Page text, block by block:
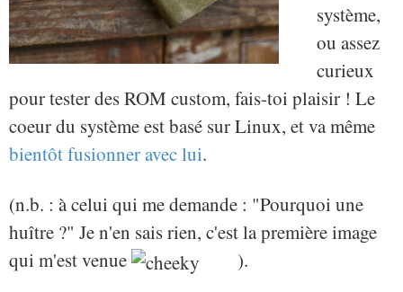
système,
ou assez
curieux
pour tester des ROM custom, fais-toi plaisir ! Le
coeur du système est basé sur Linux, et va même
bientôt fusionner avec lui.
(n.b. : à celui qui me demande : "Pourquoi une
huître ?" Je n'en sais rien, c'est la première image
qui m'est venue
).